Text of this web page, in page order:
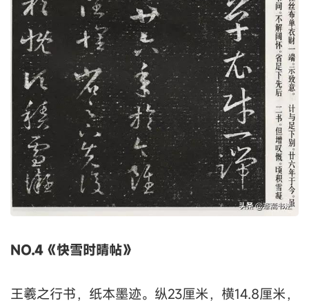
NO.4《快雪时晴帖》
王羲之行书，纸本墨迹。纵23厘米，横14.8厘米，